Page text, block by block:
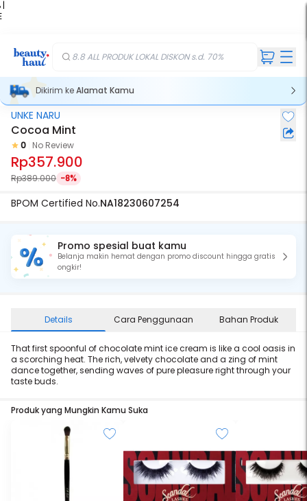
|
8.8 ALL PRODUK LOKAL DISKON s.d. 70%
Dikirim keAlamat Kamu
UNKE NARU
Cocoa Mint
0 No Review
Rp357.900
Rp389.000 -8%
BPOM Certified No.NA18230607254
Promo spesial buat kamu
Belanja makin hemat dengan promo discount hingga gratis
ongkir!
Details Cara Penggunaan Bahan Produk
That first spoonful of chocolate mint ice cream is like a cool oasis in
a scorching heat. The rich, velvety chocolate and a zing of mint
dance together, sending waves of pure pleasure right through your
taste buds.
Produk yang Mungkin Kamu Suka